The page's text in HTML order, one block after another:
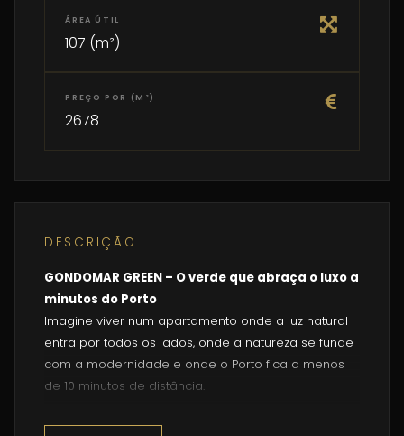
ÁREA ÚTIL
107 (m²)
PREÇO POR (M²)
2678
DESCRIÇÃO
GONDOMAR GREEN – O verde que abraça o luxo a
minutos do Porto
Imagine viver num apartamento onde a luz natural
entra por todos os lados, onde a natureza se funde
com a modernidade e onde o Porto fica a menos
de 10 minutos de distância.
Bem-vindo aoGONDOMAR GREEN